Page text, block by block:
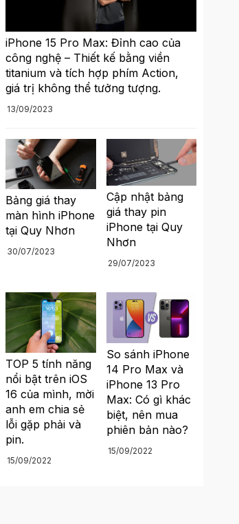
iPhone 15 Pro Max: Đỉnh cao của
công nghệ – Thiết kế bằng viền
titanium và tích hợp phím Action,
giá trị không thể tưởng tượng.
13/09/2023
Bảng giá thay
màn hình iPhone
tại Quy Nhơn
30/07/2023
Cập nhật bảng
giá thay pin
iPhone tại Quy
Nhơn
29/07/2023
TOP 5 tính năng
nổi bật trên iOS
16 của mình, mời
anh em chia sẻ
lỗi gặp phải và
pin.
15/09/2022
So sánh iPhone
14 Pro Max và
iPhone 13 Pro
Max: Có gì khác
biệt, nên mua
phiên bản nào?
15/09/2022